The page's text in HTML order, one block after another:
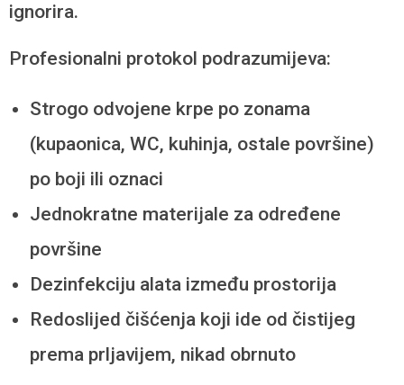
ignorira.
Profesionalni protokol podrazumijeva:
Strogo odvojene krpe po zonama
(kupaonica, WC, kuhinja, ostale površine)
po boji ili oznaci
Jednokratne materijale za određene
površine
Dezinfekciju alata između prostorija
Redoslijed čišćenja koji ide od čistijeg
prema prljavijem, nikad obrnuto